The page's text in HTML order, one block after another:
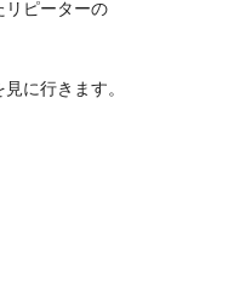
リピーターの
に行きます。